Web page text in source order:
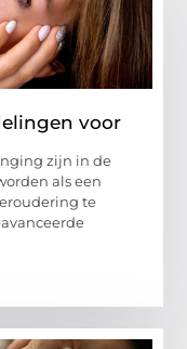
voor
zijn in de
als een
te